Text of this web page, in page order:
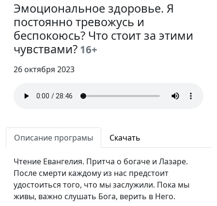
Эмоциональное здоровье. Я
постоянно тревожусь и
беспокоюсь? Что стоит за этими
чувствами? 16+
26 октября 2023
Описание програмы Скачать
Чтение Евангелия. Притча о богаче и Лазаре.
После смерти каждому из нас предстоит
удостоиться того, что мы заслужили. Пока мы
живы, важно слушать Бога, верить в Него.
здоровье. Как в семье
оставаться
эмоционально
бизнес-тренер, Иван
Соклаков, психолог;
Мария Вачева,
Эмоциональное
эмоциональное
Руслан Ларин, психолог,
Мария Вачева,
психолог; Айгуль
Иншакова, психолог, арт
личностного роста
Эмоциональное
Руслан Ларин, психолог,